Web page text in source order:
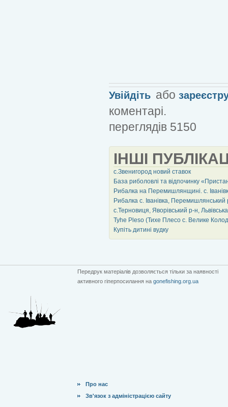
Увійдіть або
коментарі.
переглядів 5150
ІНШІ
с.Звенигород новий ставок
База риболовлі та відпочинку
Рибалка на Перемишлянщині. с.
Рибалка с. Іванівка, Перемишлянський
с.Терновиця, Яворівський р-н,
Tyhe Pleso (Тихе Плесо с. Велике
Купіть дитині вудку
Передрук матеріалів дозволяється тільки за наявності
активного гіперпосилання на gonefishing.org.ua
Про нас
Зв'язок з адміністрацією сайту